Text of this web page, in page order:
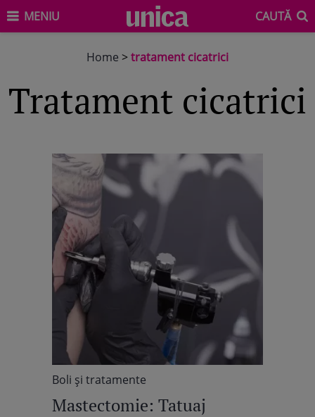
MENIU CAUTĂ
Home >tratament cicatrici
tratament cicatrici
Boli şi tratamente
Mastectomie: Tatuaj